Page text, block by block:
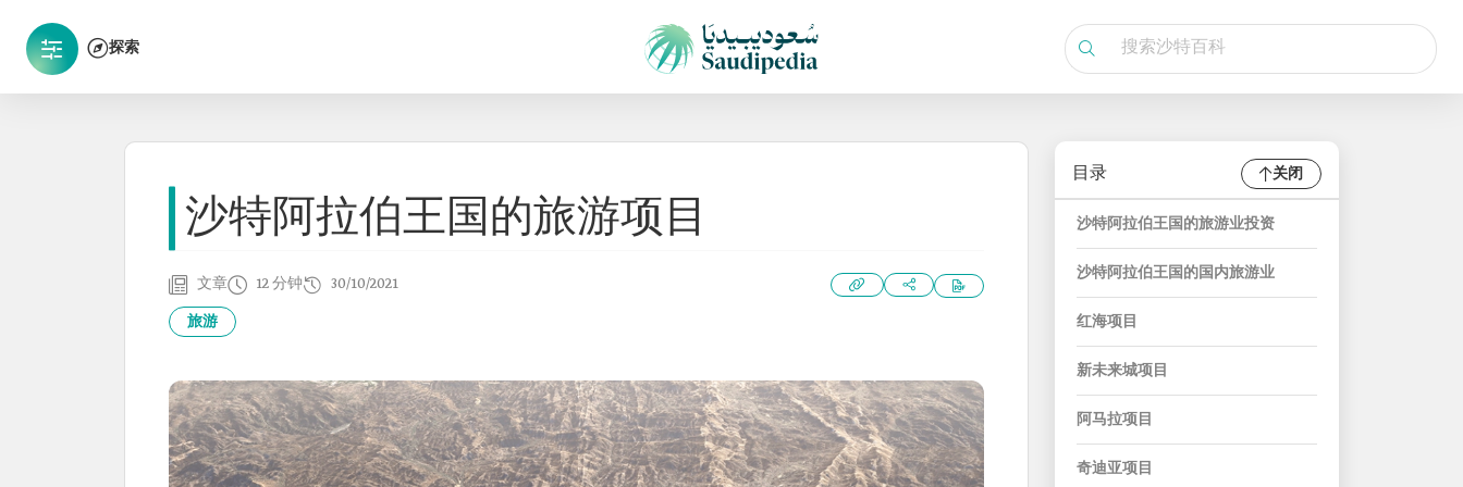
探索
沙特阿拉伯王国的旅游项目
文章 12 分钟 30/10/2021
旅游
目录 关闭
沙特阿拉伯王国的旅游业投资
沙特阿拉伯王国的国内旅游业
红海项目
新未来城项目
阿马拉项目
奇迪亚项目